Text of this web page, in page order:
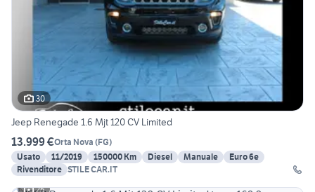
30
Jeep Renegade 1.6 Mjt 120 CV Limited
13.999 €Orta Nova (FG)
Usato
11/2019 150000 Km Diesel Manuale
Euro 6e
Rivenditore STILE CAR.IT
25